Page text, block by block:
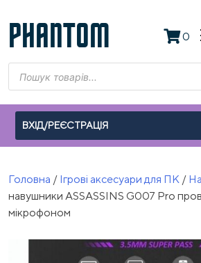
to
content
PHANTOM 0
Пошук
товарів
ВХІД/РЕЄСТРАЦІЯ
Головна / Ігрові аксесуари для ПК /
навушники ASSASSINS G007 Pro
мікрофоном